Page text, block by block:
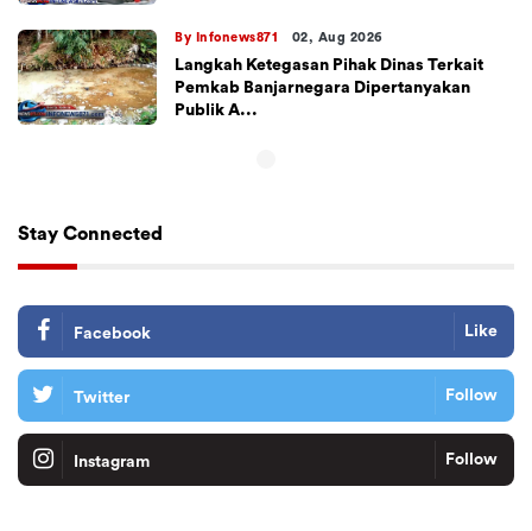
By Infonews871 02, Aug 2026
Langkah Ketegasan Pihak Dinas Terkait
Pemkab Banjarnegara Dipertanyakan
Publik A...
Stay Connected
Facebook Like
Twitter Follow
Instagram Follow